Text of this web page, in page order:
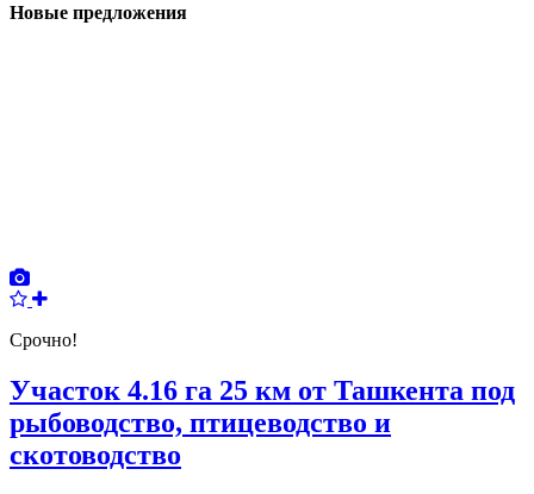
Новые предложения
Срочно!
Участок 4.16 га 25 км от Ташкента под
рыбоводство, птицеводство и
скотоводство